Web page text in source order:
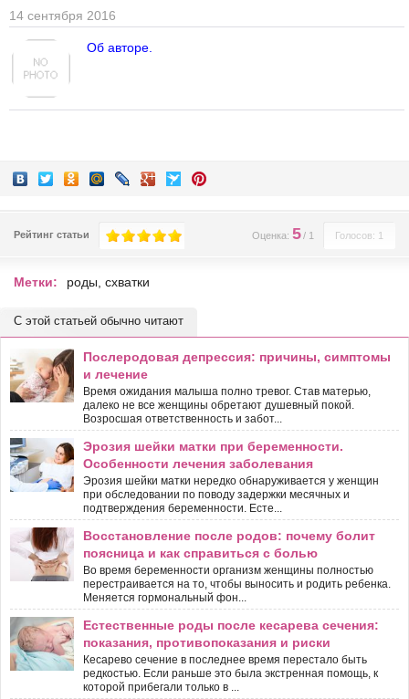
14 сентября 2016
Об авторе.
Рейтинг статьи Голосов: 1
Оценка: 5/ 1
Метки: роды схватки
С этой статьей обычно читают
Послеродовая депрессия: причины, симптомы
и лечение
Время ожидания малыша полно тревог. Став матерью,
далеко не все женщины обретают душевный покой.
Возросшая ответственность и забот...
Эрозия шейки матки при беременности.
Особенности лечения заболевания
Эрозия шейки матки нередко обнаруживается у женщин
при обследовании по поводу задержки месячных и
подтверждения беременности. Есте...
Восстановление после родов: почему болит
поясница и как справиться с болью
Во время беременности организм женщины полностью
перестраивается на то, чтобы выносить и родить ребенка.
Меняется гормональный фон...
Естественные роды после кесарева сечения:
показания, противопоказания и риски
Кесарево сечение в последнее время перестало быть
редкостью. Если раньше это была экстренная помощь, к
которой прибегали только в ...